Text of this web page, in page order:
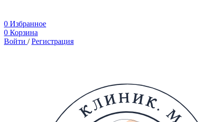
0 Избранное
0 Корзина
Войти / Регистрация